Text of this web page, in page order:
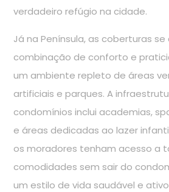
verdadeiro refúgio na cidade.
Já na Península, as coberturas
combinação de conforto e
um ambiente repleto de áreas
artificiais e parques. A
condomínios inclui academias,
e áreas dedicadas ao lazer
os moradores tenham acesso a
comodidades sem sair do
um estilo de vida saudável e